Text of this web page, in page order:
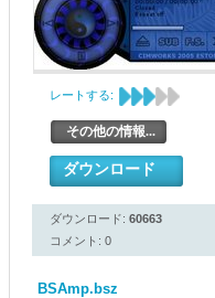
レートする:
その他の情報...
ダウンロード
ダウンロード: 60663
コメント: 0
BSAmp.bsz